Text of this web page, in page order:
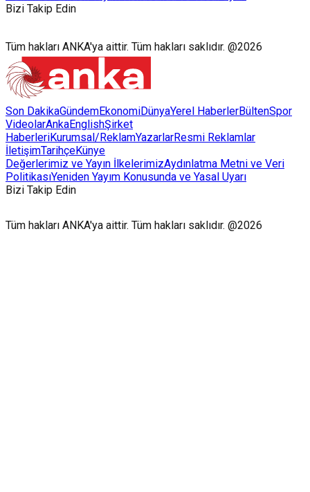
Bizi Takip Edin
Tüm hakları ANKA'ya aittir. Tüm hakları saklıdır. @2026
Son DakikaGündemEkonomiDünyaYerel HaberlerBültenSpor
VideolarAnkaEnglishŞirket
HaberleriKurumsal/ReklamYazarlarResmi Reklamlar
İletişimTarihçeKünye
Değerlerimiz ve Yayın İlkelerimizAydınlatma Metni ve Veri
PolitikasıYeniden Yayım Konusunda ve Yasal Uyarı
Bizi Takip Edin
Tüm hakları ANKA'ya aittir. Tüm hakları saklıdır. @2026